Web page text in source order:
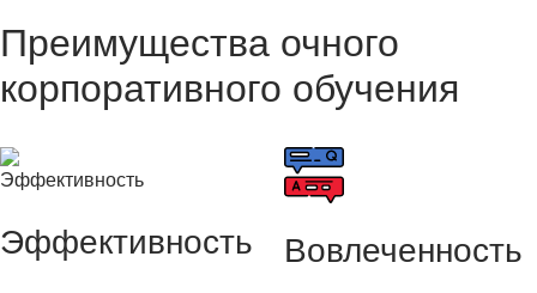
Преимущества очного
корпоративного обучения
Эффективность Вовлеченность